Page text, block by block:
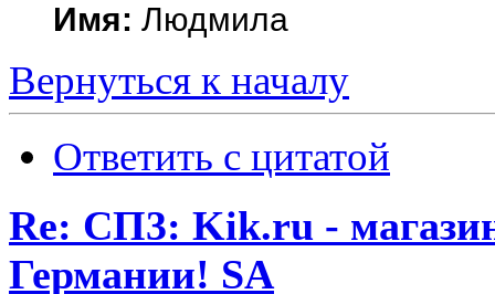
Имя: Людмила
Вернуться к началу
Ответить с цитатой
Re: СП3: Kik.ru -
Германии! SA